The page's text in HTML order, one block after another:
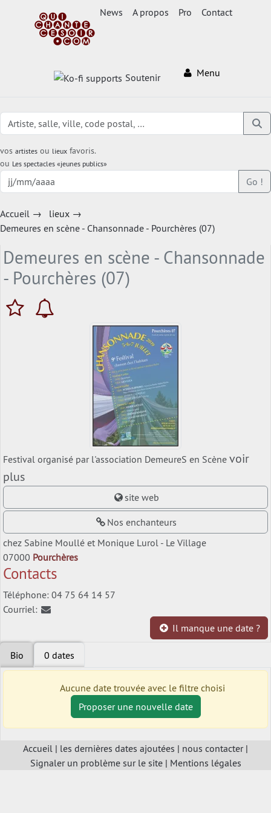
News A propos Pro Contact
Soutenir Menu
vos artistes ou lieux favoris.
ou Les spectacles «jeunes publics»
Go !
Accueil → lieux →
Demeures en scène - Chansonnade - Pourchères (07)
Demeures en scène - Chansonnade
- Pourchères (07)
Festival organisé par l'association DemeureS en Scène voir
plus
site web
Nos enchanteurs
chez Sabine Moullé et Monique Lurol - Le Village
07000 Pourchères
Contacts
Téléphone: 04 75 64 14 57
Courriel:
Il manque une date ?
Bio 0 dates
Aucune date trouvée avec le filtre choisi
Proposer une nouvelle date
Accueil | les dernières dates ajoutées | nous contacter|
Signaler un problème sur le site| Mentions légales